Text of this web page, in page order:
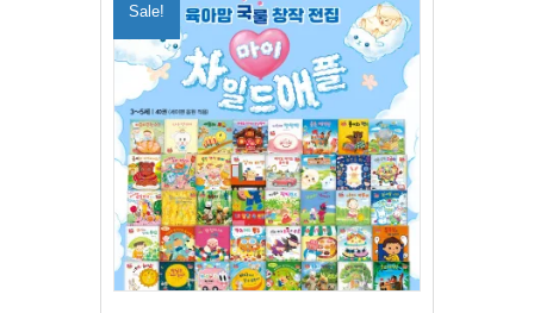
Sale!